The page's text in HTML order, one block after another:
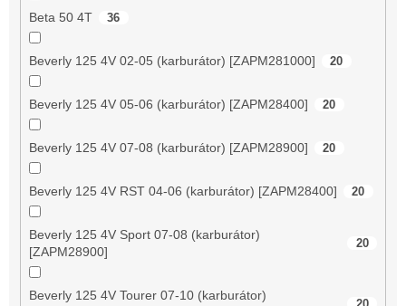
Beta 50 4T 36
Beverly 125 4V 02-05 (karburátor) [ZAPM281000] 20
Beverly 125 4V 05-06 (karburátor) [ZAPM28400] 20
Beverly 125 4V 07-08 (karburátor) [ZAPM28900] 20
Beverly 125 4V RST 04-06 (karburátor) [ZAPM28400] 20
Beverly 125 4V Sport 07-08 (karburátor)
[ZAPM28900]
20
Beverly 125 4V Tourer 07-10 (karburátor)